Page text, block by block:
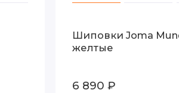
Шиповки Joma
желтые
6 890 ₽